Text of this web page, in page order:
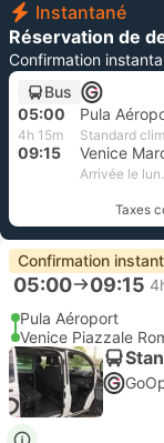
Instantané
Réservation de
Confirmation
Bus
05:00 Pula
4h 15m Standard
09:15
Arrivée le
Taxes
Confirmation
05:00 09:15
Pula Aéroport
Venice Piazzale